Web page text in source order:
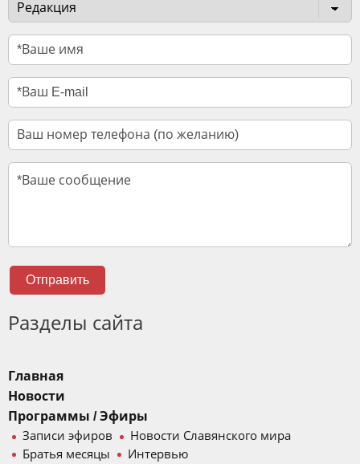
Отправить
Разделы сайта
Главная
Новости
Программы / Эфиры
Записи эфиров
Новости Славянского мира
Братья месяцы
Интервью